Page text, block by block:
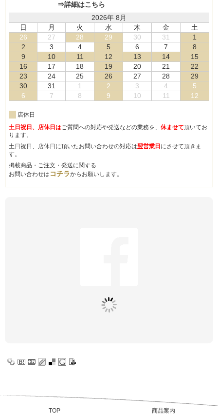
⇒詳細はこちら
2026年 8月
日
月 火 水 木 金
土
26
27 28 29 30 31
1
2
3 4 5 6 7
8
9
10 11 12 13 14
15
16
17 18 19 20 21
22
23
24 25 26 27 28
29
30
31 1 2 3 4
5
6
7 8 9 10 11 12
店休日
土日祝日、店休日はご質問への対応や発送などの業務を、 休ませて頂いてお
ります。
土日祝日、店休日に頂いたお問い合わせの対応は翌営業日 にさせて頂きま
す。
掲載商品・ご注文・発送に関する
お問い合わせは コチラからお願いします。
TOP 商品案内